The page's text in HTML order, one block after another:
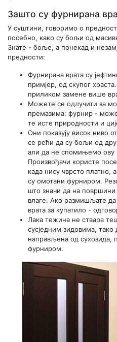
Зашто су фурнирана
У суштини, говоримо о
посебно, како су бољи од
Знате - боље, а понекад и
предности:
Фурнирана врата су
примјер, од скупог
приликом замене више
Можете се одлучити за
премазима: фурнир -
те исте природности и
Они показују висок ниво
се рећи да су бољи од
али да не спомињемо ову
Произвођачи користе
када нису чврсто платно,
су омотани фурниром.
што значи да на
влаге. Ако размишљате
врата за купатило -
Лака тежина не ствара
сусједним зидовима, тако
направљена од
фурниром.